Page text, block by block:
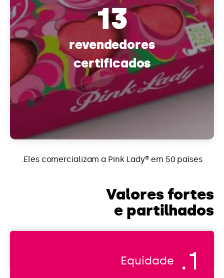
13
revendedores
certificados
Eles comercializam a Pink Lady® em 50 países.
Valores fortes
e partilhados
Equidade